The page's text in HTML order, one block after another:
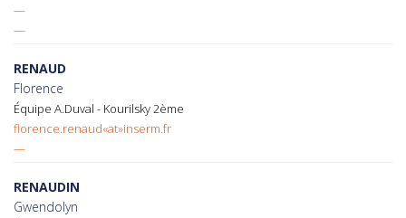
—
—
RENAUD
Florence
Équipe A.Duval - Kourilsky 2ème
florence.renaud«at»inserm.fr
—
RENAUDIN
Gwendolyn